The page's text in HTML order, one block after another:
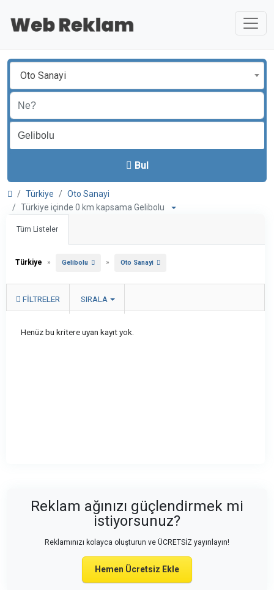
Oto Sanayi
Bul
Türkiye
Oto Sanayi
Türkiye içinde 0 km kapsama Gelibolu
Tüm Listeler
Türkiye » Gelibolu » Oto Sanayi
FILTRELER SIRALA
Henüz bu kritere uyan kayıt yok.
Reklam ağınızı güçlendirmek mi
istiyorsunuz?
Reklamınızı kolayca oluşturun ve ÜCRETSİZ yayınlayın!
Hemen Ücretsiz Ekle